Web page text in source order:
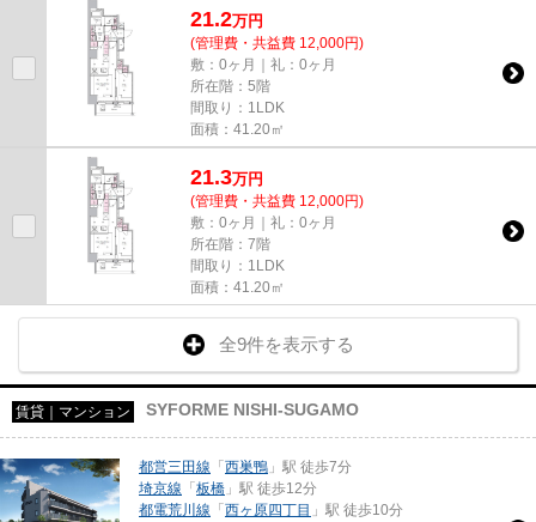
21.2万円
(管理費・共益費 12,000円)
敷：0ヶ月｜礼：0ヶ月
所在階：5階
間取り：1LDK
面積：41.20㎡
21.3万円
(管理費・共益費 12,000円)
敷：0ヶ月｜礼：0ヶ月
所在階：7階
間取り：1LDK
面積：41.20㎡
全9件を表示する
賃貸｜マンション SYFORME NISHI-SUGAMO
都営三田線 「 西巣鴨 」駅 徒歩7分
埼京線 「 板橋 」駅 徒歩12分
都電荒川線 「 西ヶ原四丁目 」駅 徒歩10分